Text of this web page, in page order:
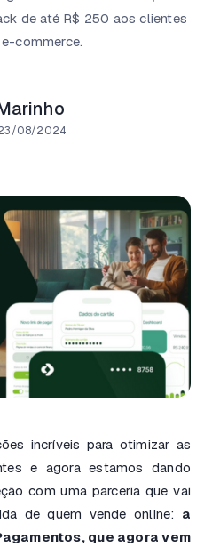
de até R$ 250 aos clientes
commerce.
08/2024
incríveis para otimizar as
e agora estamos dando
com uma parceria que vai
de quem vende online: a
que agora vem